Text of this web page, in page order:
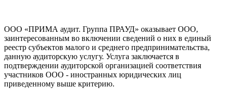
ООО «ПРИМА аудит. Группа ПРАУД» оказывает ООО,
заинтересованным во включении сведений о них в единый
реестр субъектов малого и среднего предпринимательства,
данную аудиторскую услугу. Услуга заключается в
подтверждении аудиторской организацией соответствия
участников ООО - иностранных юридических лиц
приведенному выше критерию.